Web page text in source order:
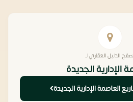
الدليل العقاري لـ
الإدارية الجديدة
العاصمة الإدارية الجديدة